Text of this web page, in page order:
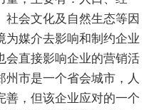
社会文化及自然生态等因
为媒介去影响和制约企业
会直接影响企业的营销活
市是一个省会城市，人
善，但该企业应对的一个